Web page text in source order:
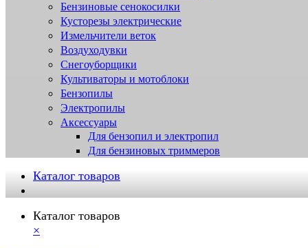
Бензиновые сенокосилки
Кусторезы электрические
Измельчители веток
Воздуходувки
Снегоуборщики
Культиваторы и мотоблоки
Бензопилы
Электропилы
Аксессуары
Для бензопил и электропил
Для бензиновых триммеров
Каталог товаров
Каталог товаров
×